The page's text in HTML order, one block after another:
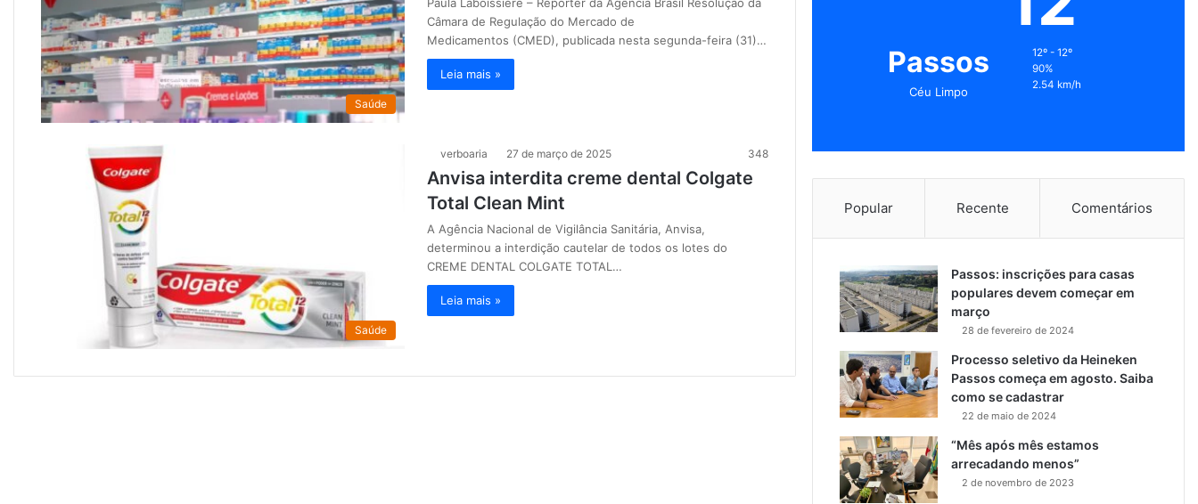
Saúde
Câmara de Regulação do Mercado de
Medicamentos (CMED), publicada nesta segunda-feira (31)…
Leia mais »
Saúde
verboaria 27 de março de 2025 348
Anvisa interdita creme dental Colgate
Total Clean Mint
A Agência Nacional de Vigilância Sanitária, Anvisa,
determinou a interdição cautelar de todos os lotes do
CREME DENTAL COLGATE TOTAL…
Leia mais »
Passos
Céu Limpo
12º - 12º
90%
2.54 km/h
Popular Recente Comentários
Passos: inscrições para casas
populares devem começar em
março
28 de fevereiro de 2024
Processo seletivo da Heineken
Passos começa em agosto. Saiba
como se cadastrar
22 de maio de 2024
“Mês após mês estamos
arrecadando menos”
2 de novembro de 2023